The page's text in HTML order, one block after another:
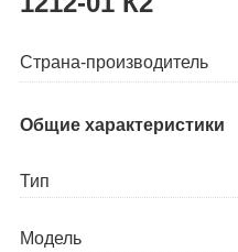
Страна-производитель
Общие характеристики
Тип
Модель